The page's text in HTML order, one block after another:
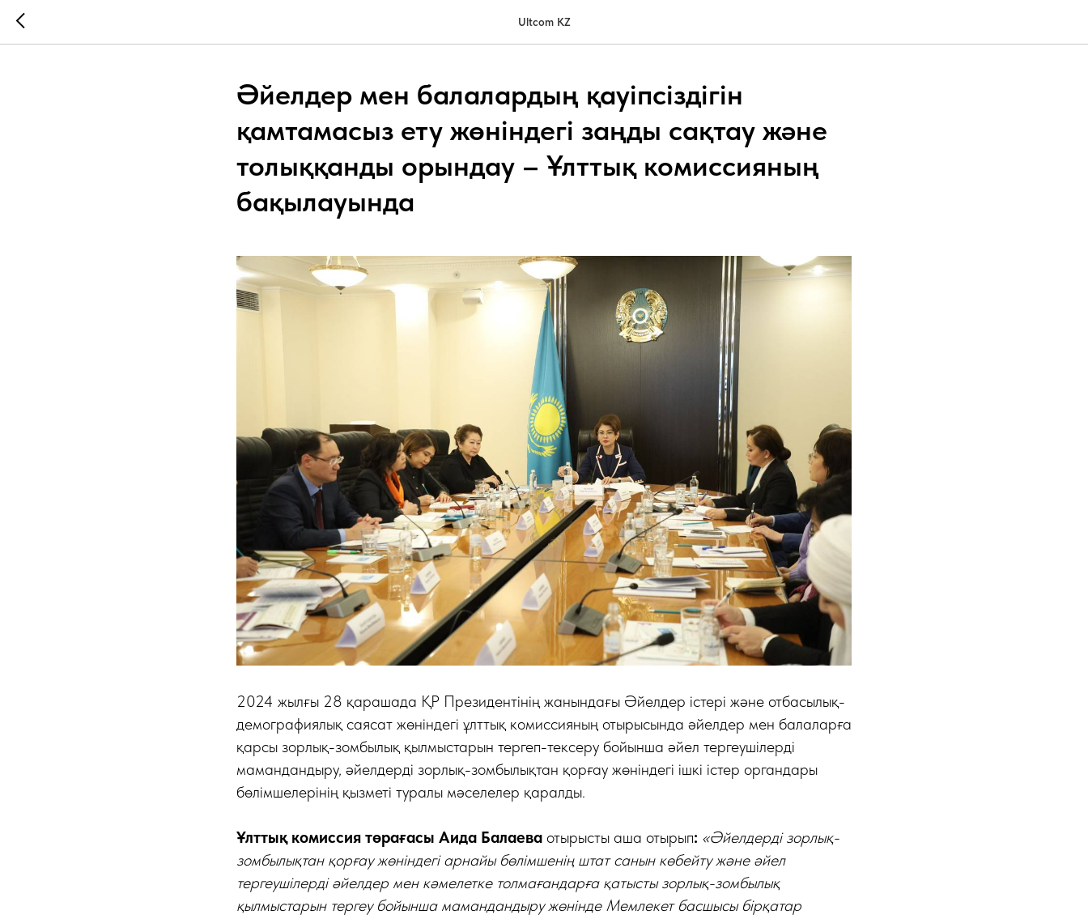
Ultcom KZ
Әйелдер мен балалардың қауіпсіздігін
қамтамасыз ету жөніндегі заңды сақтау және
толыққанды орындау – Ұлттық комиссияның
бақылауында
2024 жылғы 28 қарашада ҚР Президентінің жанындағы Әйелдер істері және отбасылық-
демографиялық саясат жөніндегі ұлттық комиссияның отырысында әйелдер мен балаларға
қарсы зорлық-зомбылық қылмыстарын тергеп-тексеру бойынша әйел тергеушілерді
мамандандыру, әйелдерді зорлық-зомбылықтан қорғау жөніндегі ішкі істер органдары
бөлімшелерінің қызметі туралы мәселелер қаралды.
Ұлттық комиссия төрағасы Аида Балаева отырысты аша отырып: «Әйелдерді зорлық-
зомбылықтан қорғау жөніндегі арнайы бөлімшенің штат санын көбейту және әйел
тергеушілерді әйелдер мен кәмелетке толмағандарға қатысты зорлық-зомбылық
қылмыстарын тергеу бойынша мамандандыру жөнінде Мемлекет басшысы бірқатар